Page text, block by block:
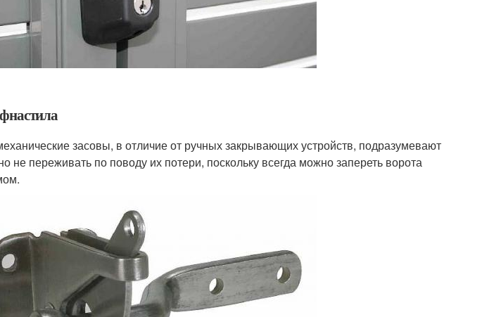
засовы, в отличие от ручных закрывающих устройств, подразумевают
не переживать по поводу их потери, поскольку всегда можно запереть ворота